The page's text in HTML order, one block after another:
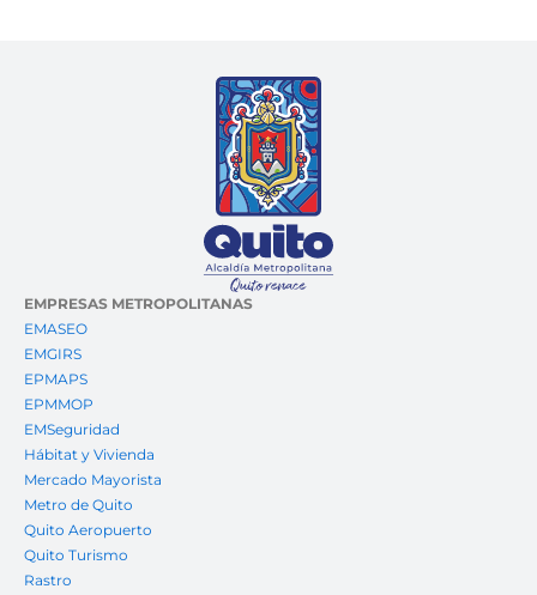
EMPRESAS METROPOLITANAS
EMASEO
EMGIRS
EPMAPS
EPMMOP
EMSeguridad
Hábitat y Vivienda
Mercado Mayorista
Metro de Quito
Quito Aeropuerto
Quito Turismo
Rastro